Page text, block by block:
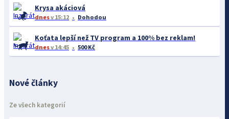
Krysa akáciová
dnesv 15:12 Dohodou
Koťata lepší než TV program a 100% bez reklam!
dnesv 14:45 500 Kč
Nové články
Ze všech kategorií